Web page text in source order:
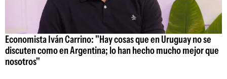
Economista Iván Carrino: "Hay cosas que en Uruguay no se
discuten como en Argentina; lo han hecho mucho mejor que
nosotros"